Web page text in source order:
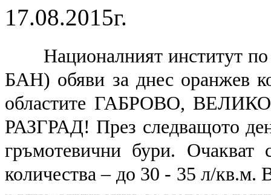
17.08.2015г.
Националният институт
БАН) обяви за днес оранжев
областите ГАБРОВО,
РАЗГРАД! През следващото
гръмотевични бури.
количества – до 30 - 35 л/кв.м.